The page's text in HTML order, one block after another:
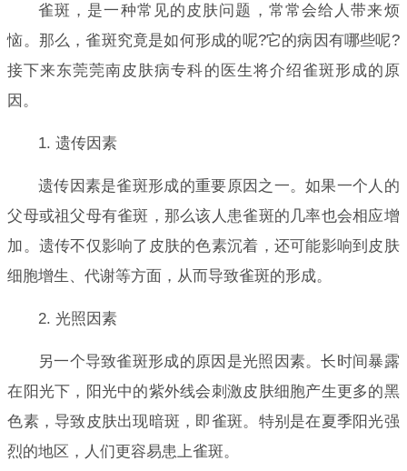
雀斑，是一种常见的皮肤问题，常常会给人带来烦
恼。那么，雀斑究竟是如何形成的呢?它的病因有哪些呢?
接下来东莞莞南皮肤病专科的医生将介绍雀斑形成的原
因。
1. 遗传因素
遗传因素是雀斑形成的重要原因之一。如果一个人的
父母或祖父母有雀斑，那么该人患雀斑的几率也会相应增
加。遗传不仅影响了皮肤的色素沉着，还可能影响到皮肤
细胞增生、代谢等方面，从而导致雀斑的形成。
2. 光照因素
另一个导致雀斑形成的原因是光照因素。长时间暴露
在阳光下，阳光中的紫外线会刺激皮肤细胞产生更多的黑
色素，导致皮肤出现暗斑，即雀斑。特别是在夏季阳光强
烈的地区，人们更容易患上雀斑。